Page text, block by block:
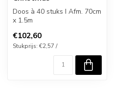
Doos à 40 stuks I Afm. 70cm
x 1.5m
€102,60
Stukprijs: €2,57 /